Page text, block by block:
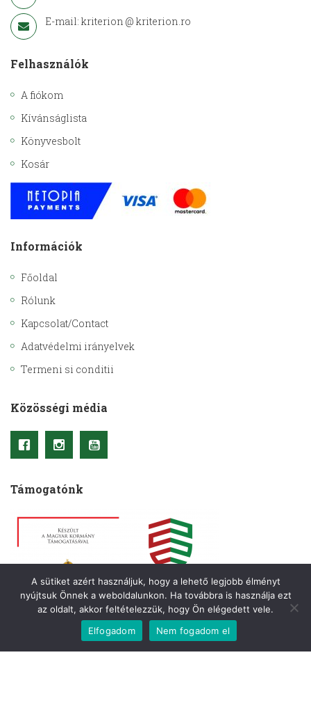
E-mail: kriterion @ kriterion.ro
Felhasználók
A fiókom
Kívánságlista
Könyvesbolt
Kosár
Információk
Főoldal
Rólunk
Kapcsolat/Contact
Adatvédelmi irányelvek
Termeni si conditii
Közösségi média
Támogatónk
A sütiket azért használjuk, hogy a lehető legjobb élményt
nyújtsuk Önnek a weboldalunkon. Ha továbbra is használja ezt
az oldalt, akkor feltételezzük, hogy Ön elégedett vele.
Elfogadom
Nem fogadom el